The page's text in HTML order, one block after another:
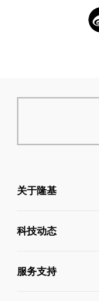
关于隆基
关于隆基
全球化布局
科技动态
硅片价格
服务支持